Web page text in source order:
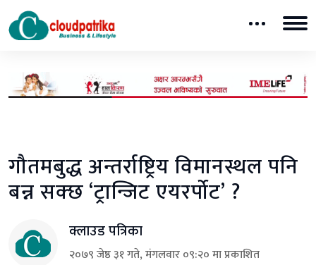
गौतमबुद्ध अन्तर्राष्ट्रिय विमानस्थल पनि
बन्न सक्छ ‘ट्रान्जिट एयरर्पोट’ ?
क्लाउड पत्रिका
२०७९ जेष्ठ ३१ गते, मंगलवार ०९:२० मा प्रकाशित